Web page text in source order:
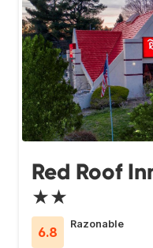
Red Roof
★★
6.8
Razonable